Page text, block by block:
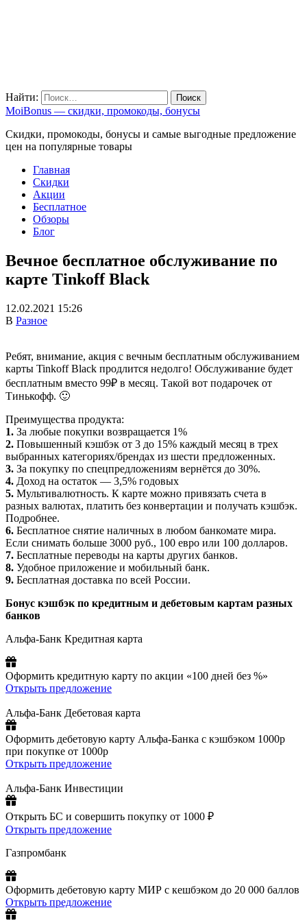
Найти:
MoiBonus — скидки, промокоды, бонусы
Скидки, промокоды, бонусы и самые выгодные предложение
цен на популярные товары
Главная
Скидки
Акции
Бесплатное
Обзоры
Блог
Вечное бесплатное обслуживание по
карте Tinkoff Black
12.02.2021 15:26
В Разное
Ребят, внимание, акция с вечным бесплатным обслуживанием
карты Tinkoff Black продлится недолго! Обслуживание будет
бесплатным вместо 99₽ в месяц. Такой вот подарочек от
Тинькофф. 🙂
Преимущества продукта:
1. За любые покупки возвращается 1%
2. Повышенный кэшбэк от 3 до 15% каждый месяц в трех
выбранных категориях/брендах из шести предложенных.
3. За покупку по спецпредложениям вернётся до 30%.
4. Доход на остаток — 3,5% годовых
5. Мультивалютность. К карте можно привязать счета в
разных валютах, платить без конвертации и получать кэшбэк.
Подробнее.
6. Бесплатное снятие наличных в любом банкомате мира.
Если снимать больше 3000 руб., 100 евро или 100 долларов.
7. Бесплатные переводы на карты других банков.
8. Удобное приложение и мобильный банк.
9. Бесплатная доставка по всей России.
Бонус кэшбэк по кредитным и дебетовым картам разных
банков
Альфа-Банк Кредитная карта
Оформить кредитную карту по акции «100 дней без %»
Открыть предложение
Альфа-Банк Дебетовая карта
Оформить дебетовую карту Альфа-Банка с кэшбэком 1000р
при покупке от 1000р
Открыть предложение
Альфа-Банк Инвестиции
Открыть БС и совершить покупку от 1000 ₽
Открыть предложение
Газпромбанк
Оформить дебетовую карту МИР с кешбэком до 20 000 баллов
Открыть предложение